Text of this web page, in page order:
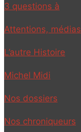
3 questions à
Attentions,
L’autre Histoire
Michel Midi
Nos dossiers
Nos chroniqueurs